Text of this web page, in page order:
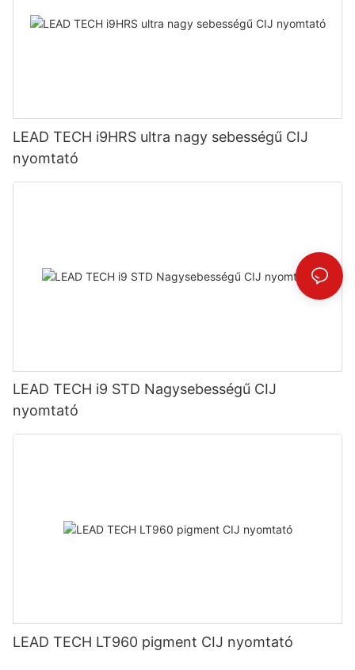
LEAD TECH i9HRS ultra nagy sebességű CIJ
nyomtató
LEAD TECH i9 STD Nagysebességű CIJ
nyomtató
LEAD TECH LT960 pigment CIJ nyomtató